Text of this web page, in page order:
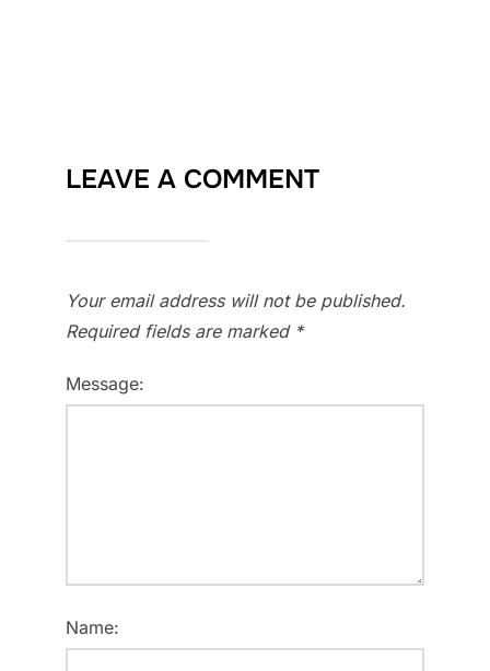
LEAVE A COMMENT
Your email address will not be published.
Required fields are marked *
Message:
Name: